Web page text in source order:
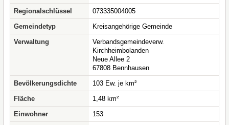
Regionalschlüssel
073335004005
Gemeindetyp
Kreisangehörige Gemeinde
Verwaltung
Verbandsgemeindeverw.
Kirchheimbolanden
Neue Allee 2
67808 Bennhausen
Bevölkerungsdichte
103 Ew. je km²
Fläche
1,48 km²
Einwohner
153